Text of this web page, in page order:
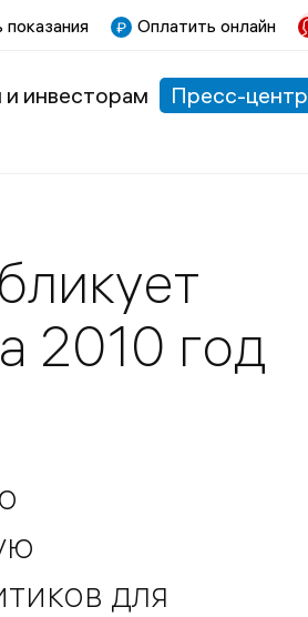
Оплатить онлайн
инвесторам
Пресс-центр
2010 год
для